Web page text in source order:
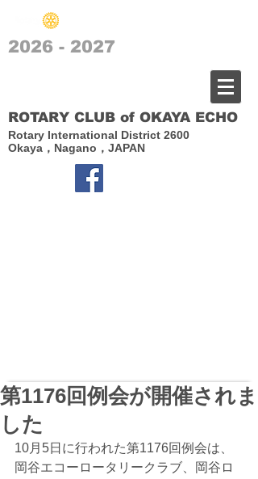
2026 - 2027
ROTARY CLUB of OKAYA ECHO
Rotary International District 2600
Okaya，Nagano，JAPAN
第1176回例会が開催されま
した
10月5日に行われた第1176回例会は、
岡谷エコーロータリークラブ、岡谷ロ